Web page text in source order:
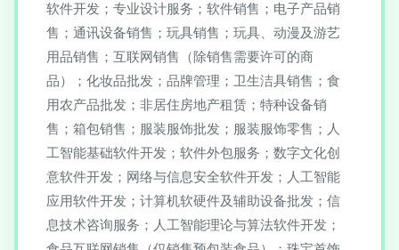
软件开发；专业设计服务；软件销售；电子产品销
售；通讯设备销售；玩具销售；玩具、动漫及游艺
用品销售；互联网销售（除销售需要许可的商
品）；化妆品批发；品牌管理；卫生洁具销售；食
用农产品批发；非居住房地产租赁；特种设备销
售；箱包销售；服装服饰批发；服装服饰零售；人
工智能基础软件开发；软件外包服务；数字文化创
意软件开发；网络与信息安全软件开发；人工智能
应用软件开发；计算机软硬件及辅助设备批发；信
息技术咨询服务；人工智能理论与算法软件开发；